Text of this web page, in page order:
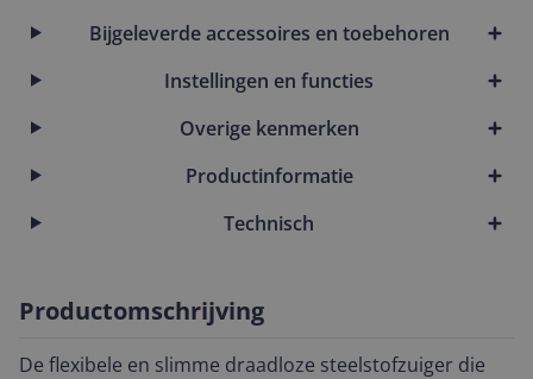
Bijgeleverde accessoires en toebehoren
Instellingen en functies
Overige kenmerken
Productinformatie
Technisch
Productomschrijving
De flexibele en slimme draadloze steelstofzuiger die